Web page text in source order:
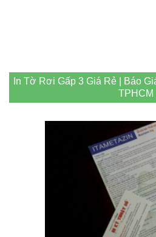
In Tờ Rơi Gấp 3 Giá Rẻ | Báo
TPHCM